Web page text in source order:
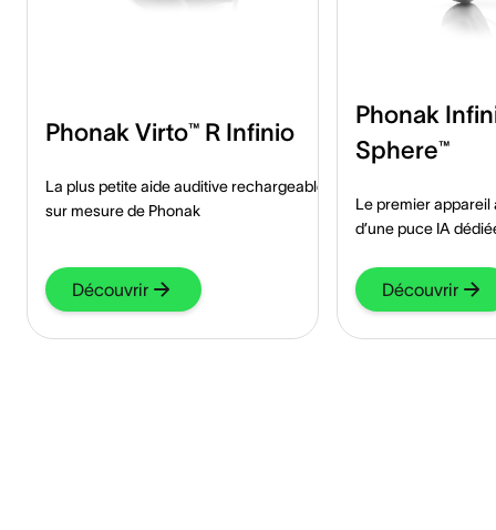
Phonak Virto™ R Infinio
La plus petite aide auditive rechargeable
sur mesure de Phonak
Découvrir
Phonak
Sphere™
Le premier appareil
d’une puce IA
Découvrir